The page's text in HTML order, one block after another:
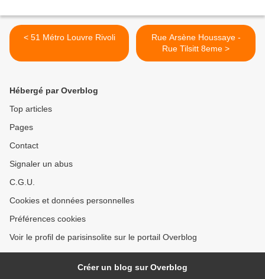
< 51 Métro Louvre Rivoli
Rue Arsène Houssaye -
Rue Tilsitt 8eme >
Hébergé par Overblog
Top articles
Pages
Contact
Signaler un abus
C.G.U.
Cookies et données personnelles
Préférences cookies
Voir le profil de parisinsolite sur le portail Overblog
Créer un blog sur Overblog